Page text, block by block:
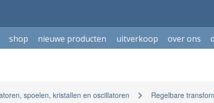
shop nieuwe producten uitverkoop over ons
spoelen, kristallen en oscillatoren Regelbare